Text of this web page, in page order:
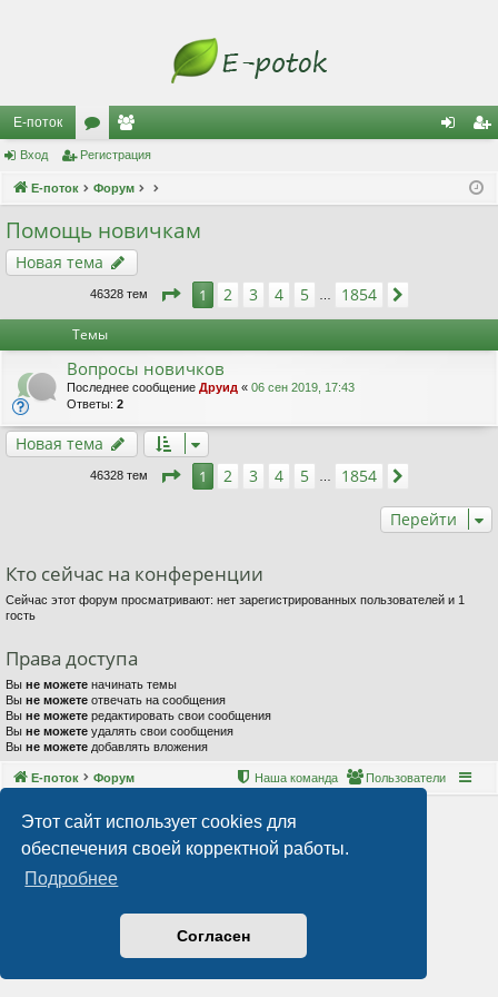
Этот сайт использует cookies для
обеспечения своей корректной работы.
Подробнее
Согласен
Е-поток
ор
ум
ол
ьз
ат
ел
и
ис
Вход Регистрация
Е-поток Форум
Помощь новичкам
Новая тема
46328 тем Страница из 1854
1 2 3 4 5 1854
Темы
Вопросы новичков
Последнее сообщение Друид « 06 сен 2019, 17:43
Ответы: 2
Новая тема
46328 тем Страница из 1854
1 2 3 4 5 1854
Перейти
Кто сейчас на конференции
Сейчас этот форум просматривают: нет зарегистрированных пользователей и 1
гость
Права доступа
Вы не можете начинать темы
Вы не можете отвечать на сообщения
Вы не можете редактировать свои сообщения
Вы не можете удалять свои сообщения
Вы не можете добавлять вложения
Е-поток Форум Пользователи
Наша команда